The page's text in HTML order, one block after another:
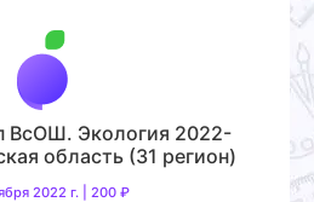
ВсОШ. Экология 2022-
область (31 регион)
2022 г. | 200 ₽